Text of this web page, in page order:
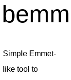
Simple Emmet-
like tool to